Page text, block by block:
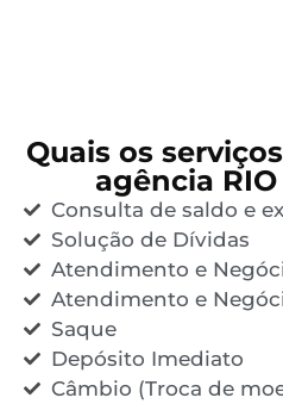
Quais os
agência RIO
Consulta de saldo e
Solução de Dívidas
Atendimento e
Atendimento e
Saque
Depósito Imediato
Câmbio (Troca de